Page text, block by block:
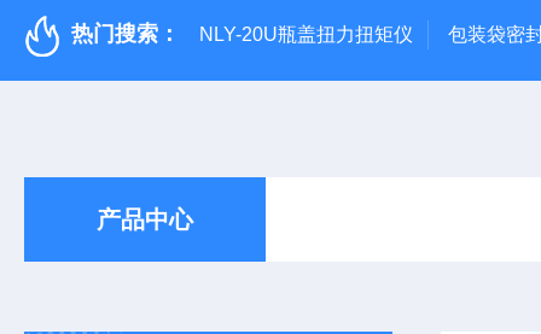
热门搜索： NLY-20U瓶盖扭力扭矩仪 包装袋密
产品中心